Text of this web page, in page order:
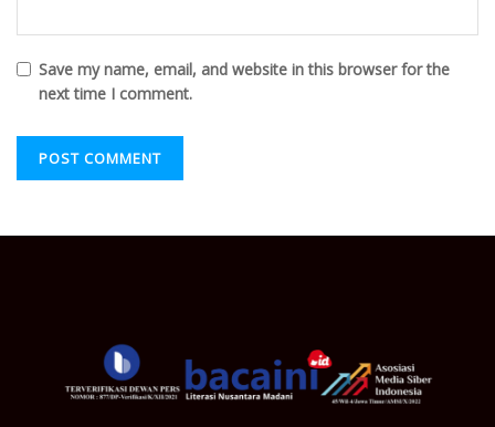
Save my name, email, and website in this browser for the
next time I comment.